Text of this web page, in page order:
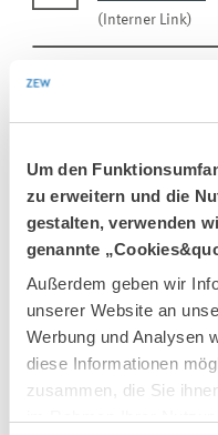
Um den
zu erweitern und die
gestalten, verwenden
genannte
Außerdem geben wir
unserer Website an
Werbung und Analysen
diese Informationen
zusammen, die Sie
(Interner Link)
PRESSE UND
ALTERSVORSORGE
SCHLAGWORTE